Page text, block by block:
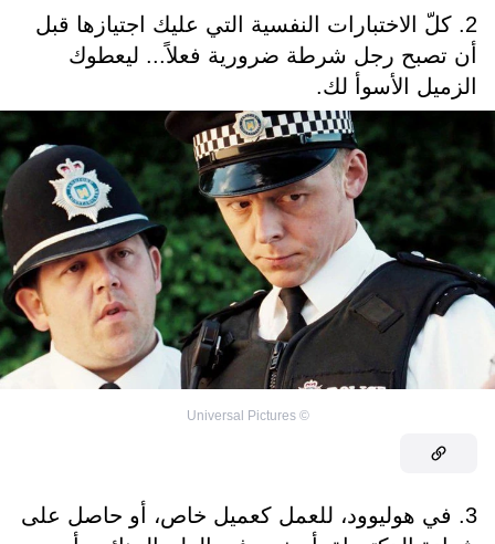
2. كلّ الاختبارات النفسية التي عليك اجتيازها قبل
أن تصبح رجل شرطة ضرورية فعلاً... ليعطوك
الزميل الأسوأ لك.
©
Universal Pictures
3. في هوليوود، للعمل كعميل خاص، أو حاصل على